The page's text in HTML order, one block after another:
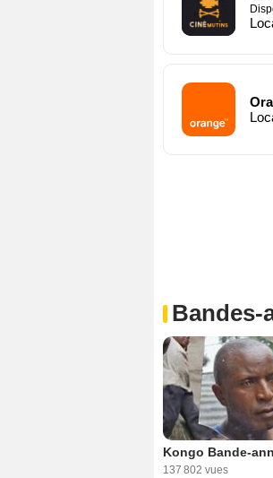
Bandes-
Kongo Bande-
137 802 vues